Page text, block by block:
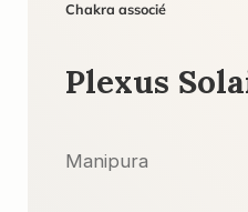
Chakra associé
Plexus
Manipura